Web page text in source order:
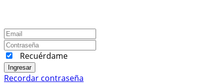
Recuérdame
Ingresar
Recordar contraseña